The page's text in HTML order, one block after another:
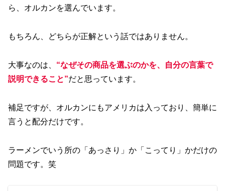
ら、オルカンを選んでいます。
もちろん、どちらが正解という話ではありません。
大事なのは、 “なぜその商品を選ぶのかを、自分の言葉で
説明できること”だと思っています。
補足ですが、オルカンにもアメリカは入っており、簡単に
言うと配分だけです。
ラーメンでいう所の「あっさり」か「こってり」かだけの
問題です。笑